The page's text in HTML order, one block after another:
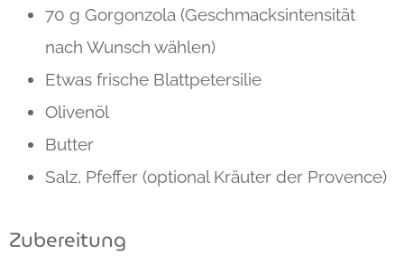
70 g Gorgonzola (Geschmacksintensität
nach Wunsch wählen)
Etwas frische Blattpetersilie
Olivenöl
Butter
Salz, Pfeffer (optional Kräuter der Provence)
Zubereitung